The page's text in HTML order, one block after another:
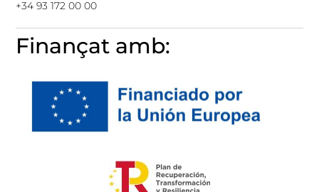
+34 93 172 00 00
Finançat amb: